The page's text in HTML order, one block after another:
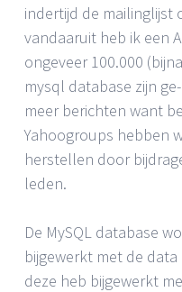
indertijd de mailinglijst
vandaaruit heb ik een
ongeveer 100.000
mysql database zijn
meer berichten want
Yahoogroups hebben
herstellen door
leden.
De MySQL database
bijgewerkt met de
deze heb bijgewerkt